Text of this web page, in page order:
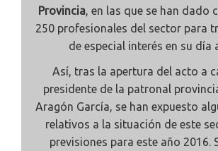
Provincia, en las que se han dado
250 profesionales del sector para
de especial interés en su día
Así, tras la apertura del acto a
presidente de la patronal
Aragón García, se han expuesto
relativos a la situación de este
previsiones para este año 2016.